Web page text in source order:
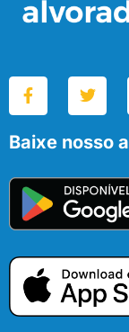
Baixe nosso